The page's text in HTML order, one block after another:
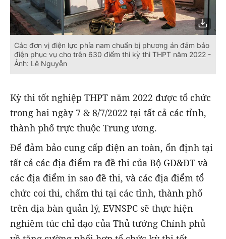
Các đơn vị điện lực phía nam chuẩn bị phương án đảm bảo
điện phục vụ cho trên 630 điểm thi kỳ thi THPT năm 2022 -
Ảnh: Lê Nguyễn
Kỳ thi tốt nghiệp THPT năm 2022 được tổ chức
trong hai ngày 7 & 8/7/2022 tại tất cả các tỉnh,
thành phố trực thuộc Trung ương.
Để đảm bảo cung cấp điện an toàn, ổn định tại
tất cả các địa điểm ra đề thi của Bộ GD&ĐT và
các địa điểm in sao đề thi, và các địa điểm tổ
chức coi thi, chấm thi tại các tỉnh, thành phố
trên địa bàn quản lý, EVNSPC sẽ thực hiện
nghiêm túc chỉ đạo của Thủ tướng Chính phủ